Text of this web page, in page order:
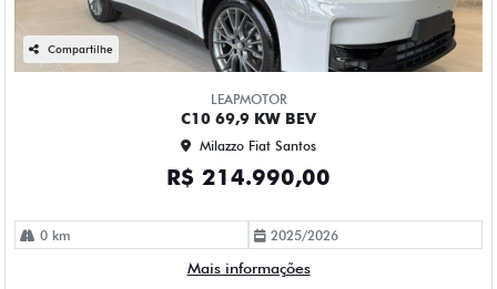
Compartilhe
LEAPMOTOR
C10 69,9 KW BEV
Milazzo Fiat Santos
R$ 214.990,00
0 km 2025/2026
Mais informações